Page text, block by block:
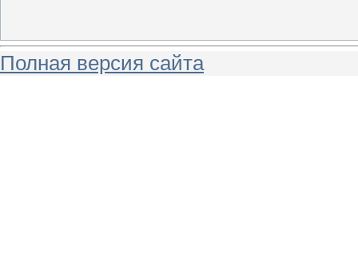
Полная версия сайта